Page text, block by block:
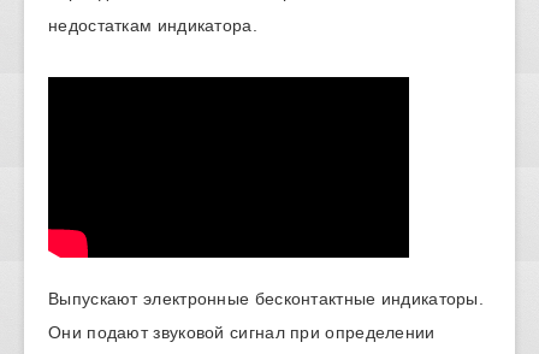
недостаткам индикатора.
Выпускают электронные бесконтактные индикаторы.
Они подают звуковой сигнал при определении